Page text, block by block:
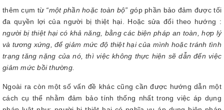
thêm cụm từ “một phần hoặc toàn bộ” góp phần bảo đảm được tối
đa quyền lợi của người bị thiệt hại. Hoặc sửa đổi theo hướng :
người bị thiệt hại có khả năng, bằng các biện pháp an toàn, hợp lý
và tương xứng, để giảm mức độ thiệt hại của mình hoặc tránh tình
trạng tăng nặng của nó, thì việc không thực hiện sẽ dẫn đến việc
giảm mức bồi thường.
Ngoài ra còn một số vấn đề khác cũng cần được hướng dẫn một
cách cụ thể nhằm đảm bảo tính thống nhất trong việc áp dụng